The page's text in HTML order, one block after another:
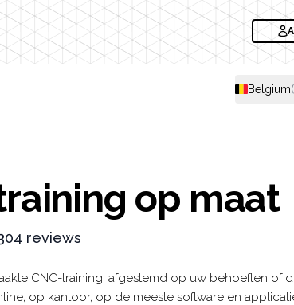
Shipping
Belgium(
op maat
reviews
information
CNC-training, afgestemd op uw behoeften of
op kantoor, op de meeste software en